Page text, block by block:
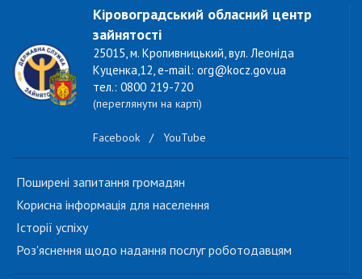
Кіровоградський обласний центр
зайнятості
25015, м. Кропивницький, вул. Леоніда
Куценка,12, e-mail: org@kocz.gov.ua
тел.: 0800 219-720
(переглянути на карті)
Facebook / YouTube
Поширені запитання громадян
Корисна інформація для населення
Історії успіху
Роз'яснення щодо надання послуг роботодавцям